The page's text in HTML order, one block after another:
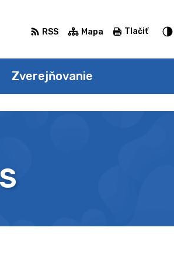
Zverejňovanie
RSS Mapa Tlačiť